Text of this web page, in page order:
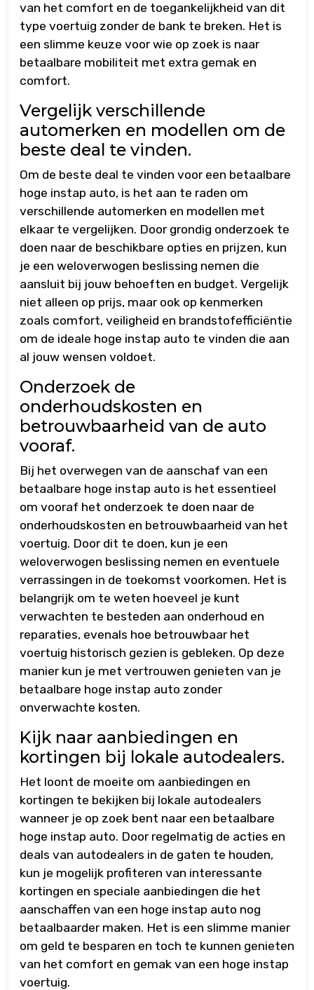
van het comfort en de toegankelijkheid van dit
type voertuig zonder de bank te breken. Het is
een slimme keuze voor wie op zoek is naar
betaalbare mobiliteit met extra gemak en
comfort.
Vergelijk verschillende
automerken en modellen om de
beste deal te vinden.
Om de beste deal te vinden voor een betaalbare
hoge instap auto, is het aan te raden om
verschillende automerken en modellen met
elkaar te vergelijken. Door grondig onderzoek te
doen naar de beschikbare opties en prijzen, kun
je een weloverwogen beslissing nemen die
aansluit bij jouw behoeften en budget. Vergelijk
niet alleen op prijs, maar ook op kenmerken
zoals comfort, veiligheid en brandstofefficiëntie
om de ideale hoge instap auto te vinden die aan
al jouw wensen voldoet.
Onderzoek de
onderhoudskosten en
betrouwbaarheid van de auto
vooraf.
Bij het overwegen van de aanschaf van een
betaalbare hoge instap auto is het essentieel
om vooraf het onderzoek te doen naar de
onderhoudskosten en betrouwbaarheid van het
voertuig. Door dit te doen, kun je een
weloverwogen beslissing nemen en eventuele
verrassingen in de toekomst voorkomen. Het is
belangrijk om te weten hoeveel je kunt
verwachten te besteden aan onderhoud en
reparaties, evenals hoe betrouwbaar het
voertuig historisch gezien is gebleken. Op deze
manier kun je met vertrouwen genieten van je
betaalbare hoge instap auto zonder
onverwachte kosten.
Kijk naar aanbiedingen en
kortingen bij lokale autodealers.
Het loont de moeite om aanbiedingen en
kortingen te bekijken bij lokale autodealers
wanneer je op zoek bent naar een betaalbare
hoge instap auto. Door regelmatig de acties en
deals van autodealers in de gaten te houden,
kun je mogelijk profiteren van interessante
kortingen en speciale aanbiedingen die het
aanschaffen van een hoge instap auto nog
betaalbaarder maken. Het is een slimme manier
om geld te besparen en toch te kunnen genieten
van het comfort en gemak van een hoge instap
voertuig.